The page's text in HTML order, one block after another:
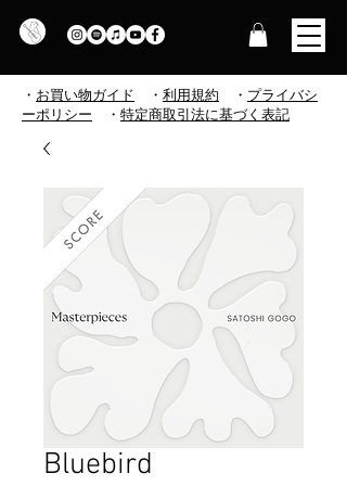
・ お買い物ガイド ・ 利用規約 ・ プライバシ
ーポリシー
・ 特定商取引法に基づく表記
Bluebird